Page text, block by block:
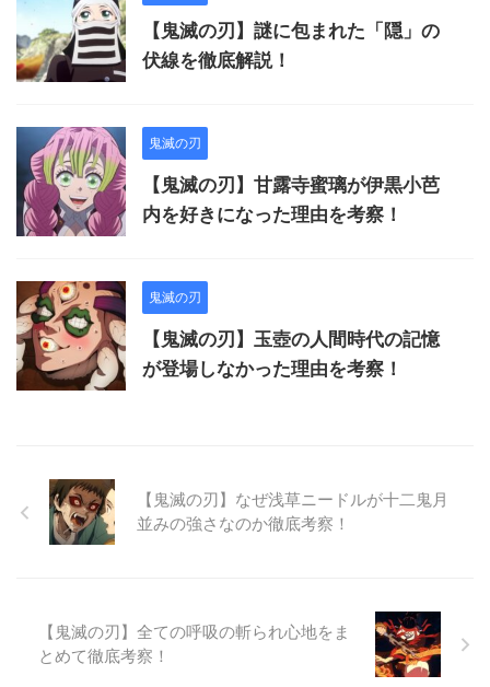
【鬼滅の刃】謎に包まれた「隠」の
伏線を徹底解説！
鬼滅の刃
【鬼滅の刃】甘露寺蜜璃が伊黒小芭
内を好きになった理由を考察！
鬼滅の刃
【鬼滅の刃】玉壺の人間時代の記憶
が登場しなかった理由を考察！
【鬼滅の刃】なぜ浅草ニードルが十二鬼月
並みの強さなのか徹底考察！
【鬼滅の刃】全ての呼吸の斬られ心地をま
とめて徹底考察！